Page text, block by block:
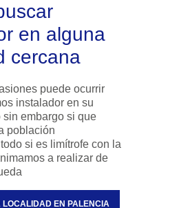
cercana
puede ocurrir
su
sin embargo si que
si es limítrofe con la
a realizar de
LOCALIDAD EN PALENCIA